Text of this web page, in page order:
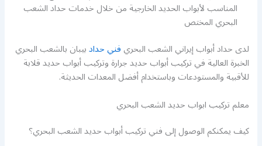
المناسب لأبواب الحديد الخارجية من خلال خدمات حداد الشعب
البحري المختص
لدى حداد أبواب إيراني الشعب البحريفني حدادبيبان بالشعب البحري
الخبرة العالية في تركيب أبواب حديد جرارة وتركيب أبواب حديد قلابة
للأقبية والمستودعات وباستخدام أفضل المعدات الحديثة.
معلم تركيب ابواب حديد الشعب البحري
كيف يمكنكم الوصول إلى فني تركيب أبواب حديد الشعب البحري؟